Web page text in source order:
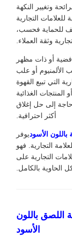
وتغيير النكهة
التجارية
للحماية فحسب،
وثقة العملاء.
فضية أو ذات مظهر
الألمنيوم أو علب
التي تبيع القهوة
المنتجات الغذائية
حاجة إلى حل إغلاق
أكثر احترافية.
الأسوديوفر
التجارية. فهو
التجارية على
الحاوية بالكامل.
اللصق باللون
الأسود